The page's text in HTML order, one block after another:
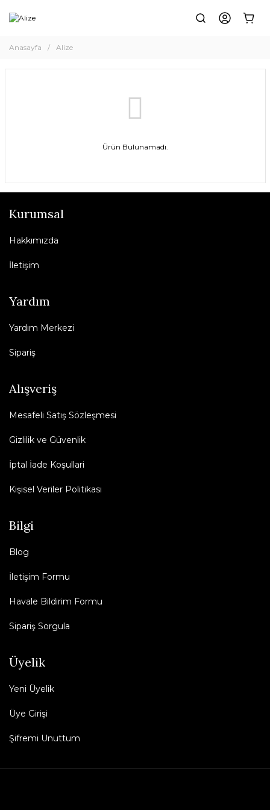
Anasayfa Alize
Ürün Bulunamadı.
Kurumsal
Hakkımızda
İletişim
Yardım
Yardım Merkezi
Sipariş
Alışveriş
Mesafeli Satış Sözleşmesi
Gizlilik ve Güvenlik
İptal İade Koşullari
Kişisel Veriler Politikası
Bilgi
Blog
İletişim Formu
Havale Bildirim Formu
Sipariş Sorgula
Üyelik
Yeni Üyelik
Üye Girişi
Şifremi Unuttum